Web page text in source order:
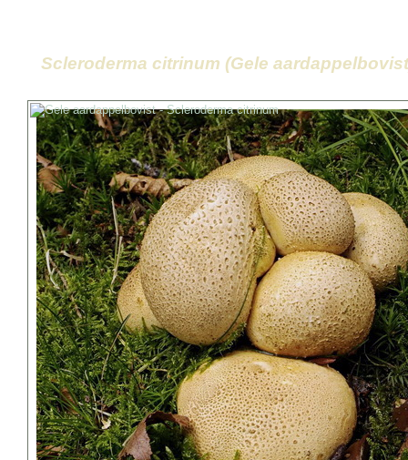
Scleroderma citrinum (Gele